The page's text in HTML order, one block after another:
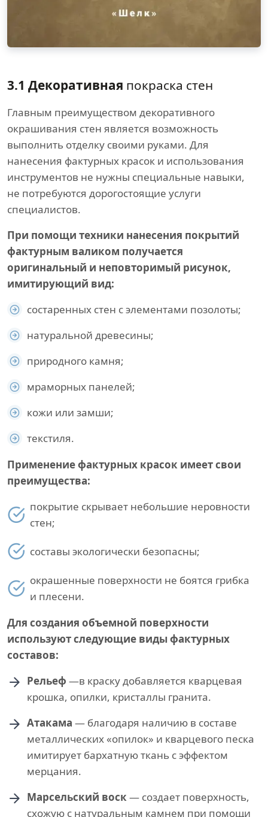
3.1 Декоративная покраска стен
Главным преимуществом декоративного
окрашивания стен является возможность
выполнить отделку своими руками. Для
нанесения фактурных красок и использования
инструментов не нужны специальные навыки,
не потребуются дорогостоящие услуги
специалистов.
При помощи техники нанесения покрытий
фактурным валиком получается
оригинальный и неповторимый рисунок,
имитирующий вид:
состаренных стен с элементами позолоты;
натуральной древесины;
природного камня;
мраморных панелей;
кожи или замши;
текстиля.
Применение фактурных красок имеет свои
преимущества:
покрытие скрывает небольшие неровности
стен;
составы экологически безопасны;
окрашенные поверхности не боятся грибка
и плесени.
Для создания объемной поверхности
используют следующие виды фактурных
составов:
Рельеф —в краску добавляется кварцевая
крошка, опилки, кристаллы гранита.
Атакама — благодаря наличию в составе
металлических «опилок» и кварцевого песка
имитирует бархатную ткань с эффектом
мерцания.
Марсельский воск— создает поверхность,
схожую с натуральным камнем при помощи